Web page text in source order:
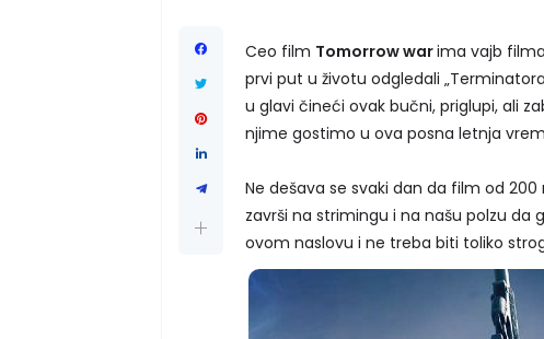
Ceo film Tomorrow warima vajb
prvi put u životu odgledali
u glavi čineći ovak bučni, priglupi, ali
njime gostimo u ova posna letnja
Ne dešava se svaki dan da film od
završi na strimingu i na našu polzu
ovom naslovu i ne treba biti toliko